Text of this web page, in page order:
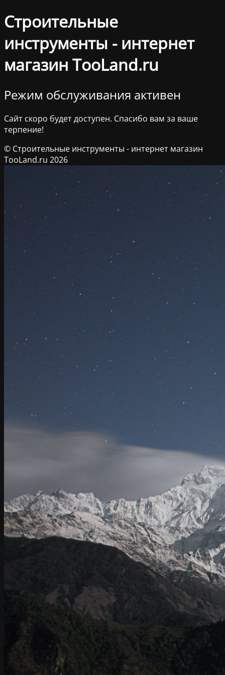
Строительные
инструменты - интернет
магазин TooLand.ru
Режим обслуживания активен
Сайт скоро будет доступен. Спасибо вам за ваше
терпение!
© Строительные инструменты - интернет магазин
TooLand.ru 2026